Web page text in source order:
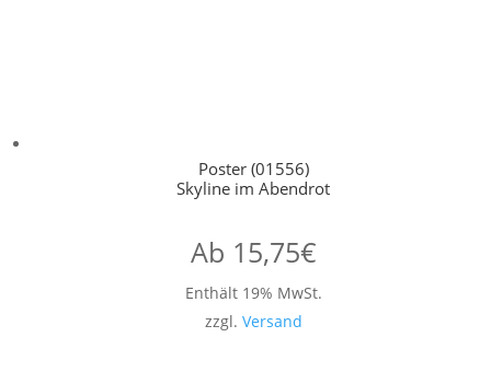
Poster (01556)
Skyline im Abendrot
Ab 15,75€
Enthält 19% MwSt.
zzgl. Versand